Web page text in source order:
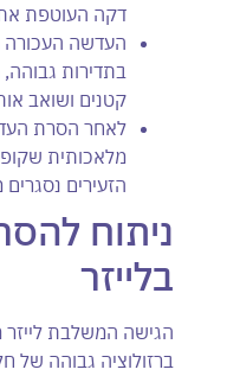
דקה העוטפת
העדשה העכורה
בתדירות
קטנים ושואב
לאחר הסרת
מלאכותית
הזעירים
ניתוח
בלייזר
הגישה המשלבת
ברזולוציה גבוהה של